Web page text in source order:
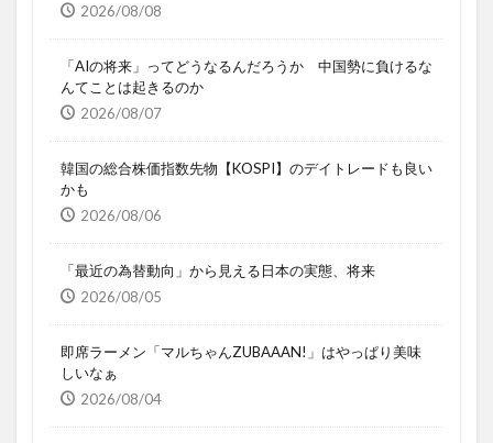
2026/08/08
「AIの将来」ってどうなるんだろうか 中国勢に負けるな
んてことは起きるのか
2026/08/07
韓国の総合株価指数先物【KOSPI】のデイトレードも良い
かも
2026/08/06
「最近の為替動向」から見える日本の実態、将来
2026/08/05
即席ラーメン「マルちゃんZUBAAAN!」はやっぱり美味
しいなぁ
2026/08/04